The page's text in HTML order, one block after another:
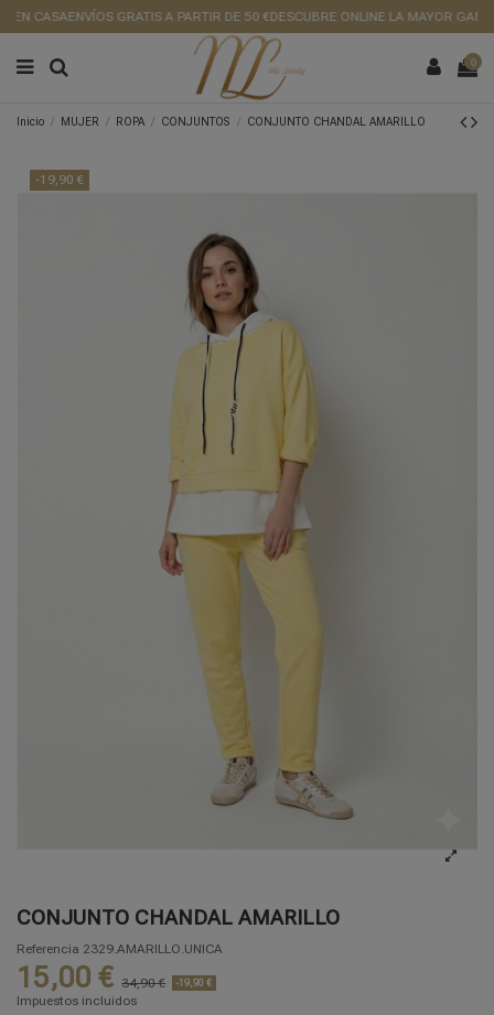
CASAENVÍOS GRATIS A PARTIR DE 50 €DESCUBRE ONLINE LA MAYOR GAMA
0
Inicio MUJER ROPA CONJUNTOS CONJUNTO CHANDAL AMARILLO
-19,90 €
CONJUNTO CHANDAL AMARILLO
Referencia 2329.AMARILLO.UNICA
15,00 € 34,90 € -19,90 €
Impuestos incluidos